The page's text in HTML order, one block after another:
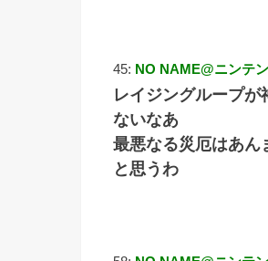
45: NO NAME@ニンテ
レイジングループ
ないなあ
最悪なる災厄はあん
と思うわ